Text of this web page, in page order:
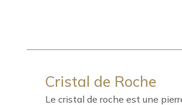
Cristal de Roche
Le cristal de roche est une